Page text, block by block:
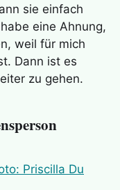
sie einfach
eine Ahnung,
weil für mich
Dann ist es
zu gehen.